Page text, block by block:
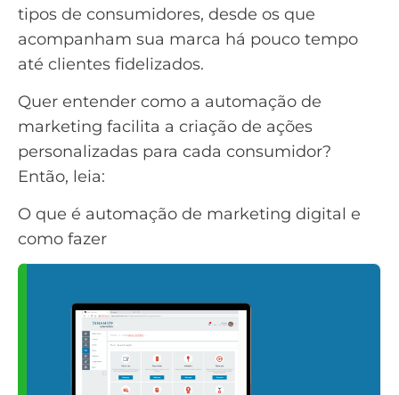
tipos de consumidores, desde os que
acompanham sua marca há pouco tempo
até clientes fidelizados.
Quer entender como a automação de
marketing facilita a criação de ações
personalizadas para cada consumidor?
Então, leia:
O que é automação de marketing digital e
como fazer